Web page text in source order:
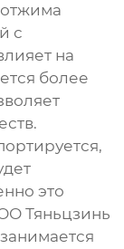
с
на
более
это
Тяньцзинь